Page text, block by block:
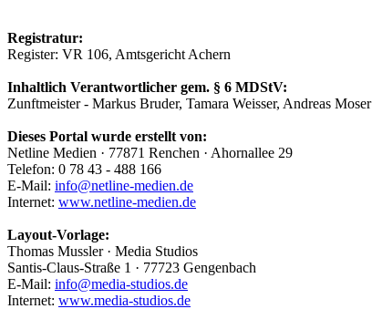
Registratur:
Register: VR 106, Amtsgericht Achern
Inhaltlich Verantwortlicher gem. § 6 MDStV:
Zunftmeister - Markus Bruder, Tamara Weisser, Andreas Moser
Dieses Portal wurde erstellt von:
Netline Medien · 77871 Renchen · Ahornallee 29
Telefon: 0 78 43 - 488 166
E-Mail: info@netline-medien.de
Internet: www.netline-medien.de
Layout-Vorlage:
Thomas Mussler · Media Studios
Santis-Claus-Straße 1 · 77723 Gengenbach
E-Mail: info@media-studios.de
Internet: www.media-studios.de